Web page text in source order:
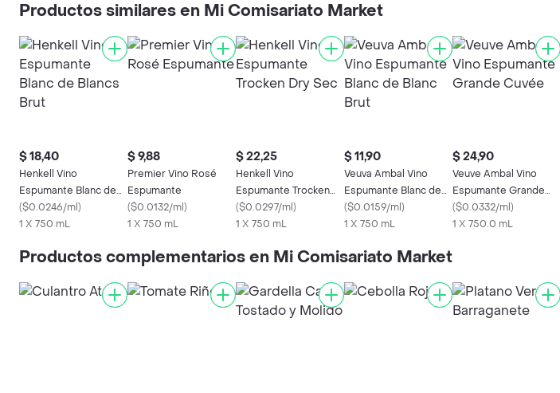
Productos similares en Mi Comisariato Market
$ 18,40
Henkell Vino
Espumante Blanc de
Blancs Brut
($0.0246/ml)
1 X 750 mL
$ 9,88
Premier Vino Rosé
Espumante
($0.0132/ml)
1 X 750 mL
$ 22,25
Henkell Vino
Espumante Trocken
Dry Sec
($0.0297/ml)
1 X 750 mL
$ 11,90
Veuva Ambal Vino
Espumante Blanc de
Blanc Brut
($0.0159/ml)
1 X 750 mL
$ 24,90
Veuve Ambal Vino
Espumante Grande
Cuvée
($0.0332/ml)
1 X 750.0 mL
Productos complementarios en Mi Comisariato Market